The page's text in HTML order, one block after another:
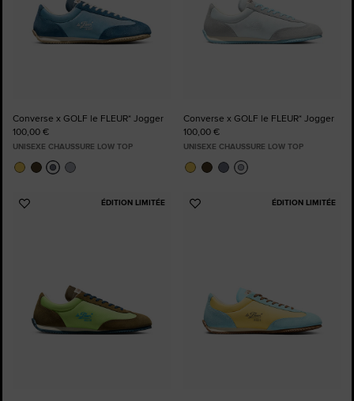
Converse x GOLF le FLEUR* Jogger
100,00 €
UNISEXE CHAUSSURE LOW TOP
Converse x GOLF le FLEUR* Jogger
100,00 €
UNISEXE CHAUSSURE LOW TOP
ÉDITION LIMITÉE
Ajouter
ÉDITION LIMITÉE
Ajouter